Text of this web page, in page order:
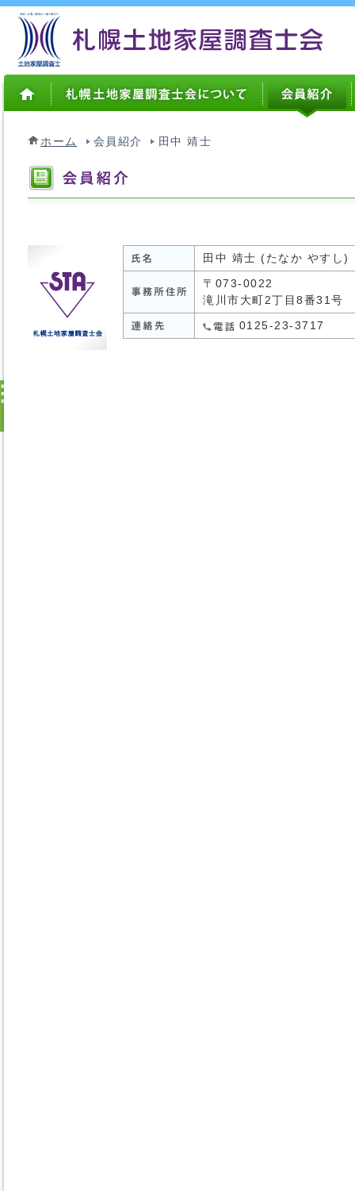
ホーム 会員紹介 田中 靖士
田中 靖士 (たなか やすし)
〒073-0022
滝川市大町2丁目8番31号
0125-23-3717